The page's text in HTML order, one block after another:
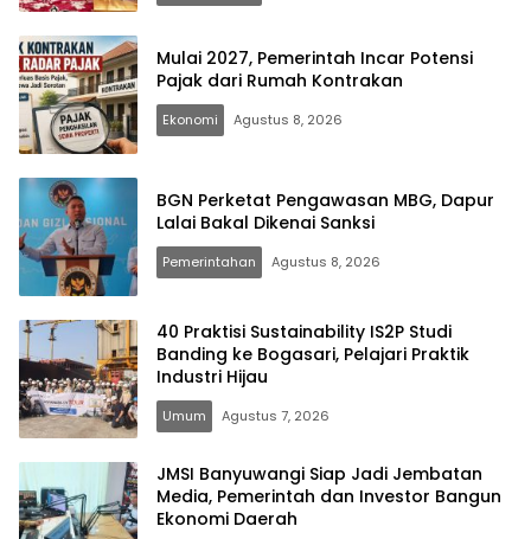
Mulai 2027, Pemerintah Incar Potensi
Pajak dari Rumah Kontrakan
Ekonomi Agustus 8, 2026
BGN Perketat Pengawasan MBG, Dapur
Lalai Bakal Dikenai Sanksi
Pemerintahan Agustus 8, 2026
40 Praktisi Sustainability IS2P Studi
Banding ke Bogasari, Pelajari Praktik
Industri Hijau
Umum Agustus 7, 2026
JMSI Banyuwangi Siap Jadi Jembatan
Media, Pemerintah dan Investor Bangun
Ekonomi Daerah